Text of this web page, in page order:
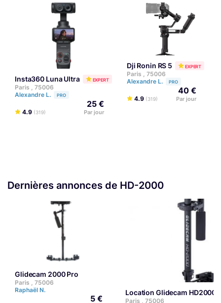
Insta360 Luna Ultra EXPERT
Paris , 75006
Alexandre L.
PRO
4.9 (319)
25 €
Par jour
Dji Ronin RS 5 EXPERT
Paris , 75006
Alexandre L.
PRO
4.9 (319)
40 €
Par jour
Dernières annonces de HD-2000
Glidecam 2000 Pro
Paris , 75006
Raphaël N.
5 €
Location Glidecam HD2000
Paris , 75006